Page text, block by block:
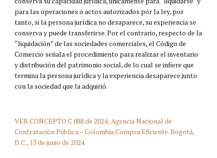
para las operaciones o actos autorizados por la ley, por
tanto, si la persona jurídica no desaparece, su experiencia se
conserva y puede transferirse. Por el contrario, respecto de la
“liquidación” de las sociedades comerciales, el Código de
Comercio señala el procedimiento para realizar el inventario
y distribución del patrimonio social, de lo cual se infiere que
termina la persona jurídica y la experiencia desaparece junto
con la sociedad que la adquirió.
VER CONCEPTO C 088 de 2024; Agencia Nacional de
Contratación Pública – Colombia Compra Eficiente. Bogotá,
D.C., 13 de junio de 2024.